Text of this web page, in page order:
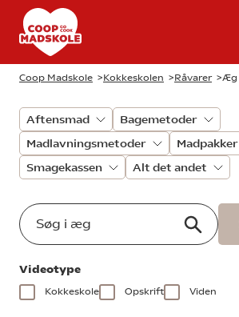
Coop Madskole >Kokkeskolen >Råvarer >Æg
Aftensmad
Bagemetoder
Madlavningsmetoder
Madpakker
Smagekassen
Alt det andet
Videotype
Kokkeskole Opskrift Viden